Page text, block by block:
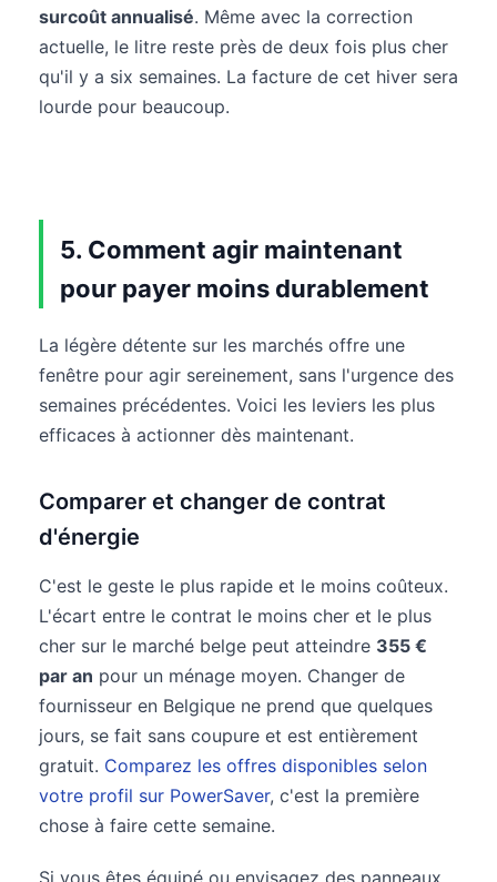
surcoût annualisé. Même avec la correction
actuelle, le litre reste près de deux fois plus cher
qu'il y a six semaines. La facture de cet hiver sera
lourde pour beaucoup.
5. Comment agir maintenant
pour payer moins durablement
La légère détente sur les marchés offre une
fenêtre pour agir sereinement, sans l'urgence des
semaines précédentes. Voici les leviers les plus
efficaces à actionner dès maintenant.
Comparer et changer de contrat
d'énergie
C'est le geste le plus rapide et le moins coûteux.
L'écart entre le contrat le moins cher et le plus
cher sur le marché belge peut atteindre 355 €
par an pour un ménage moyen. Changer de
fournisseur en Belgique ne prend que quelques
jours, se fait sans coupure et est entièrement
gratuit. Comparez les offres disponibles selon
votre profil sur PowerSaver, c'est la première
chose à faire cette semaine.
Si vous êtes équipé ou envisagez des panneaux